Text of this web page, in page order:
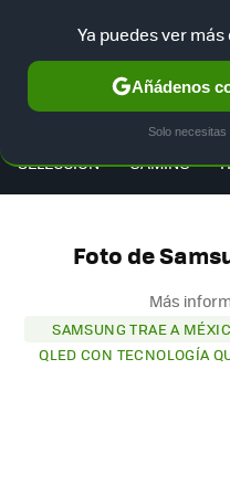
SELECCIÓN GAMING
Foto de
Más
SAMSUNG TRAE A
QLED CON TECNOLOGÍA
Ya puedes ver
Añádenos
Solo necesitas